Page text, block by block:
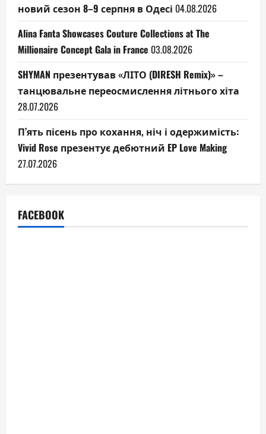
новий сезон 8–9 серпня в Одесі 04.08.2026
Alina Fanta Showcases Couture Collections at The
Millionaire Concept Gala in France 03.08.2026
SHYMAN презентував «ЛІТО (DIRESH Remix)» –
танцювальне переосмислення літнього хіта
28.07.2026
П’ять пісень про кохання, ніч і одержимість:
Vivid Rose презентує дебютний EP Love Making
27.07.2026
FACEBOOK